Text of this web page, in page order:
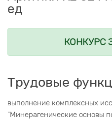
ед
КОНКУРС
Трудовые
выполнение комплексных
"Минерагенические основы